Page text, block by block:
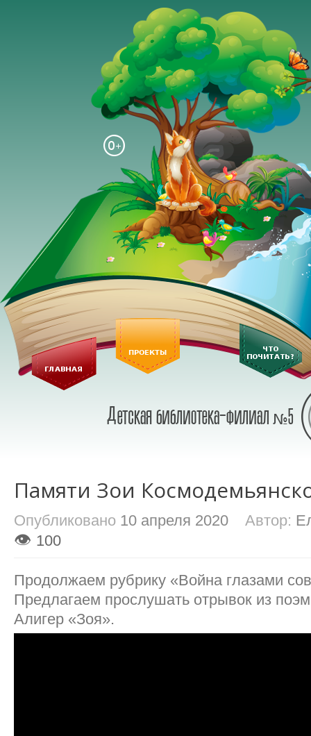
Памяти Зои
Опубликовано 10 апреля 2020 Автор:
👁 100
Продолжаем рубрику «Война глазами
Предлагаем прослушать отрывок из
Алигер «Зоя».